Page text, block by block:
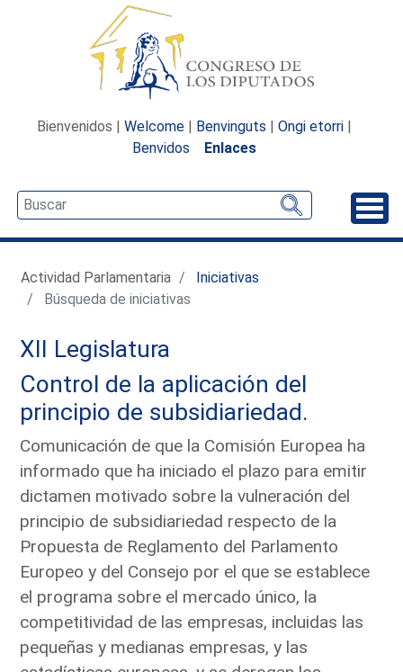
Bienvenidos | Welcome | Benvinguts | Ongi etorri |
Benvidos
Enlaces
Actividad Parlamentaria
Iniciativas
Búsqueda de iniciativas
XII Legislatura
Control de la aplicación del
principio de subsidiariedad.
Comunicación de que la Comisión Europea ha
informado que ha iniciado el plazo para emitir
dictamen motivado sobre la vulneración del
principio de subsidiariedad respecto de la
Propuesta de Reglamento del Parlamento
Europeo y del Consejo por el que se establece
el programa sobre el mercado único, la
competitividad de las empresas, incluidas las
pequeñas y medianas empresas, y las